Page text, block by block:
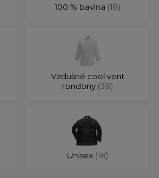
100 % bavlna (18)
Vzdušné cool vent
rondony (38)
Unisex (18)